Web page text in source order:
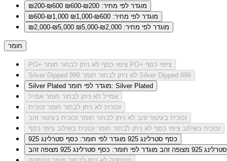
₪200-₪600
מוגדר לפי מחיר: ₪200-₪600
₪600-₪1,000
מוגדר לפי מחיר: ₪600-₪1,000
₪2,000-₪5,000
מוגדר לפי מחיר: ₪2,000-₪5,000
חומר
PO+ ציפוי כסף
לא ניתן לבחור חומר PO+ ציפוי כסף
Silver Dipped 999
לא ניתן לבחור חומר Silver Dipped 999
Silver Plated
מוגדר לפי חומר: Silver Plated
אמייל לא ניתן לבחור חומר אמייל
זכוכית לא ניתן לבחור חומר זכוכית
זכוכית בעיטור זהב לא ניתן לבחור חומר זכוכית בעיטור זהב
זכוכית בשילוב ציפוי כסף לא ניתן לבחור חומר זכוכית בשילוב ציפוי כסף
כסף סטרלינג 925
מוגדר לפי חומר: כסף סטרלינג 925
925 מצופה זהב
מוגדר לפי חומר: כסף סטרלינג 925 מצופה זהב